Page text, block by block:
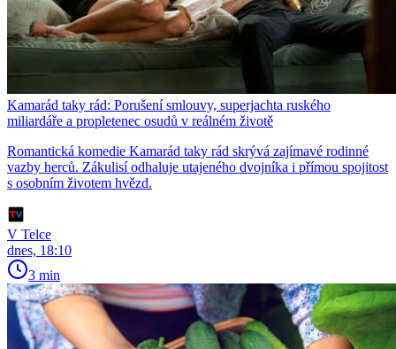
Kamarád taky rád: Porušení smlouvy, superjachta ruského
miliardáře a propletenec osudů v reálném životě
Romantická komedie Kamarád taky rád skrývá zajímavé rodinné
vazby herců. Zákulisí odhaluje utajeného dvojníka i přímou spojitost
s osobním životem hvězd.
V Telce
dnes, 18:10
3 min